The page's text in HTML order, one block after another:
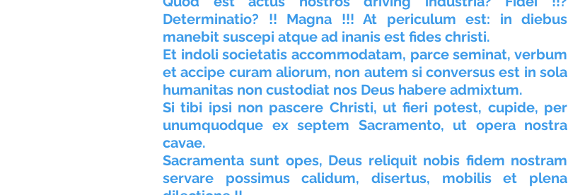
Determinatio? !! Magna !!! At periculum est: in diebus
manebit suscepi atque ad inanis est fides christi.
Et indoli societatis accommodatam, parce seminat, verbum
et accipe curam aliorum, non autem si conversus est in sola
humanitas non custodiat nos Deus habere admixtum.
Si tibi ipsi non pascere Christi, ut fieri potest, cupide, per
unumquodque ex septem Sacramento, ut opera nostra
cavae.
Sacramenta sunt opes, Deus reliquit nobis fidem nostram
servare possimus calidum, disertus, mobilis et plena